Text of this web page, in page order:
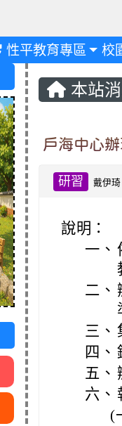
重新取得佈景設定
性平教育專區 校
本站
戶海中心
研習 戴伊琦
說明：
一、
二、
三、
四、
五、
六、
(